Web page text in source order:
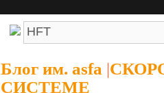
Блог им. asfa |
СИСТЕМЕ